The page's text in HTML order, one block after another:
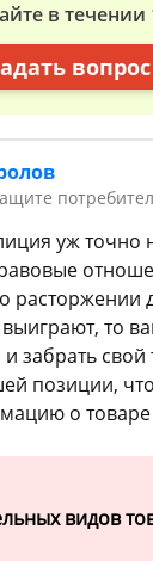
в
вопрос
уж точно
расторжении
то
и забрать
позиции,
о товаре
видов